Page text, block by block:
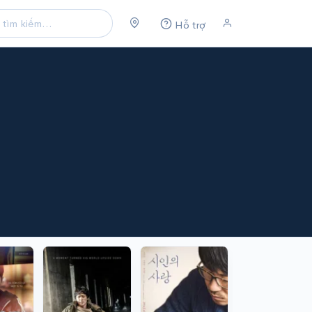
Hỗ trợ